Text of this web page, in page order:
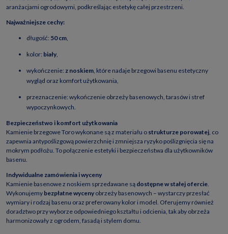
aranżacjami ogrodowymi, podkreślając estetykę całej przestrzeni.
Najważniejsze cechy:
długość: 50 cm,
kolor: biały,
wykończenie: z noskiem, które nadaje brzegowi basenu estetyczny
wygląd oraz komfort użytkowania,
przeznaczenie: wykończenie obrzeży basenowych, tarasów i stref
wypoczynkowych.
Bezpieczeństwo i komfort użytkowania
Kamienie brzegowe Toro wykonane są z materiału o strukturze porowatej, co
zapewnia antypoślizgową powierzchnię i zmniejsza ryzyko poślizgnięcia się na
mokrym podłożu. To połączenie estetyki i bezpieczeństwa dla użytkowników
basenu.
Indywidualne zamówienia i wyceny
Kamienie basenowe z noskiem sprzedawane są dostępne w stałej ofercie.
Wykonujemy bezpłatne wyceny obrzeży basenowych – wystarczy przesłać
wymiary i rodzaj basenu oraz preferowany kolor i model. Oferujemy również
doradztwo przy wyborze odpowiedniego kształtu i odcienia, tak aby obrzeża
harmonizowały z ogrodem, fasadą i stylem domu.